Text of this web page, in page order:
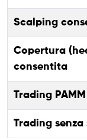
Scalping
Copertura
consentita
Trading PAMM
Trading senza